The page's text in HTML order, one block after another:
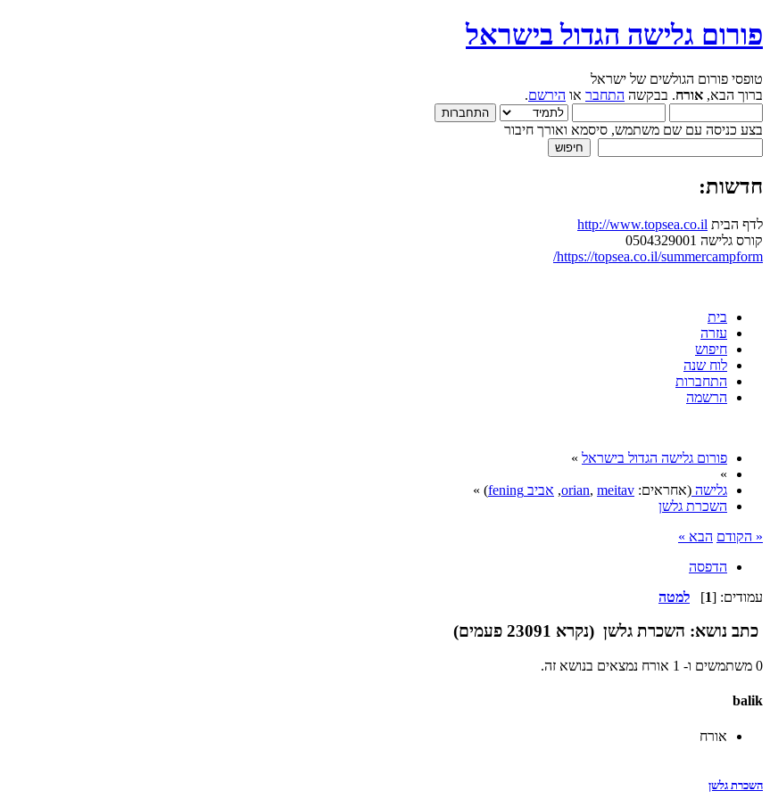
פורום גלישה הגדול בישראל
טופסי פורום הגולשים של ישראל
ברוך הבא, אורח. בבקשה התחבר או הירשם.
בצע כניסה עם שם משתמש, סיסמא ואורך חיבור
חדשות:
לדף הבית http://www.topsea.co.il
קורס גלישה 0504329001
https://topsea.co.il/summercampform/
בית
עזרה
חיפוש
לוח שנה
התחברות
הרשמה
פורום גלישה הגדול בישראל »
»
גלישה (אחראים: orian, meitav
, אביב fening
) »
השכרת גלשן
« הקודם הבא »
הדפסה
עמודים: [1
] למטה
כתב נושא: השכרת גלשן (נקרא 23091 פעמים)
0 משתמשים ו- 1 אורח נמצאים בנושא זה.
balik
אורח
השכרת גלשן